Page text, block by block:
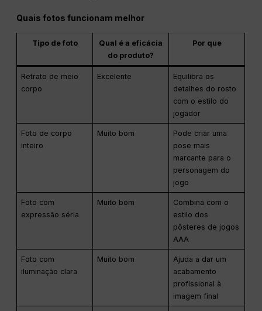
Quais fotos funcionam melhor
Tipo de foto
Qual é a eficácia
do produto?
Por que
Retrato de meio
corpo
Excelente
Equilibra os
detalhes do rosto
com o estilo do
jogador
Foto de corpo
inteiro
Muito bom
Pode criar uma
pose mais
marcante para o
personagem do
jogo
Foto com
expressão séria
Muito bom
Combina com o
estilo dos
pôsteres de jogos
AAA
Foto com
iluminação clara
Muito bom
Ajuda a dar um
acabamento
profissional à
imagem final